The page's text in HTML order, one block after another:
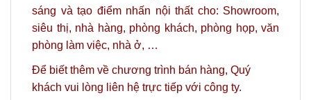
sáng và tạo điểm nhấn nội thất cho: Showroom,
siêu thị, nhà hàng, phòng khách, phòng họp, văn
phòng làm việc, nhà ở, …
Để biết thêm về chương trình bán hàng, Quý
khách vui lòng liên hệ trực tiếp với công ty.